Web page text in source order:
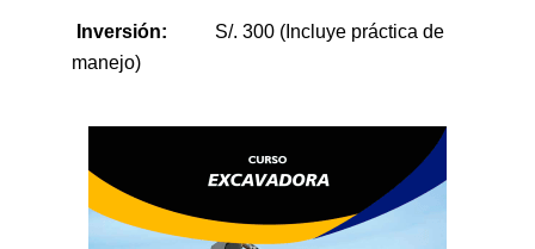
Inversión:
S/. 300 (Incluye práctica de
manejo)